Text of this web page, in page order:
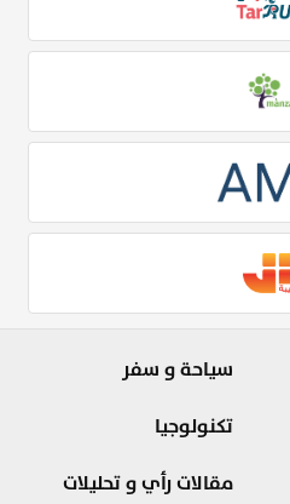
سياحة و سفر
تكنولوجيا
مقالات رأي و تحليلات